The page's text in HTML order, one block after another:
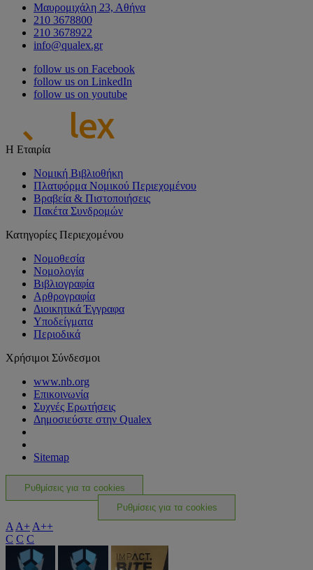
Μαυρομιχάλη 23, Αθήνα
210 3678800
210 3678922
info@qualex.gr
follow us on Facebook
follow us on LinkedIn
follow us on youtube
Η Εταιρία
Νομική Βιβλιοθήκη
Πλατφόρμα Νομικού Περιεχομένου
Βραβεία & Πιστοποιήσεις
Πακέτα Συνδρομών
Κατηγορίες Περιεχομένου
Νομοθεσία
Νομολογία
Βιβλιογραφία
Αρθρογραφία
Διοικητικά Έγγραφα
Υποδείγματα
Περιοδικά
Χρήσιμοι Σύνδεσμοι
www.nb.org
Επικοινωνία
Συχνές Ερωτήσεις
Δημοσιεύστε στην Qualex
Sitemap
Ρυθμίσεις για τα cookies
Ρυθμίσεις για τα cookies
A A+ A++
C C C